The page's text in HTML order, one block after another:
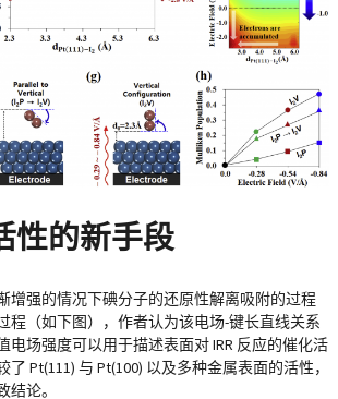
性的新手段
增强的情况下碘分子的还原性解离吸附的过程
程（如下图），作者认为该电场-键长直线关系
电场强度可以用于描述表面对 IRR 反应的催化活
Pt(111) 与 Pt(100) 以及多种金属表面的活性，
论。